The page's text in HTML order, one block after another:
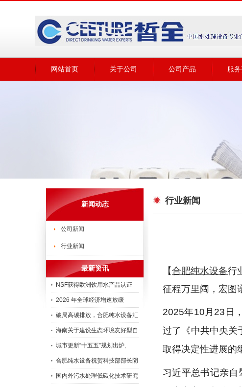
网站首页 关于公司 公司产品 服
新闻动态
公司新闻
行业新闻
最新资讯
NSF获得欧洲饮用水产品认证
2026 年全球经济增速放缓
破局高碳排放，合肥纯水设备汇
海南关于建设生态环境友好型自
城市更新“十五五”规划出炉,
合肥纯水设备祝贺科技部部长阴
国内外污水处理低碳化技术研究
行业新闻
【合肥纯水设备行
征程万里阔，宏图
2025年10月23日
过了《中共中央关
取得决定性进展的
习近平总书记亲自